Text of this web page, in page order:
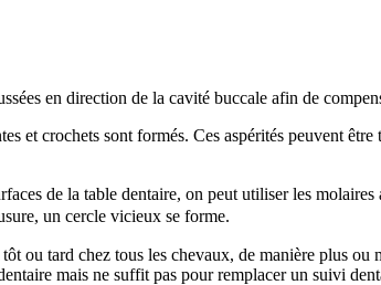
en direction de la cavité buccale afin de
et crochets sont formés. Ces aspérités peuvent
de la table dentaire, on peut utiliser les
un cercle vicieux se forme.
ou tard chez tous les chevaux, de manière plus
mais ne suffit pas pour remplacer un suivi